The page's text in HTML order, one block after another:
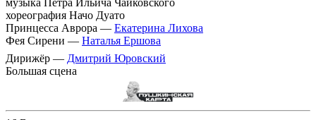
музыка Петра Ильича Чайковского
хореография Начо Дуато
Принцесса Аврора — Екатерина Лихова
Фея Сирени — Наталья Ершова
Дирижёр — Дмитрий Юровский
Большая сцена